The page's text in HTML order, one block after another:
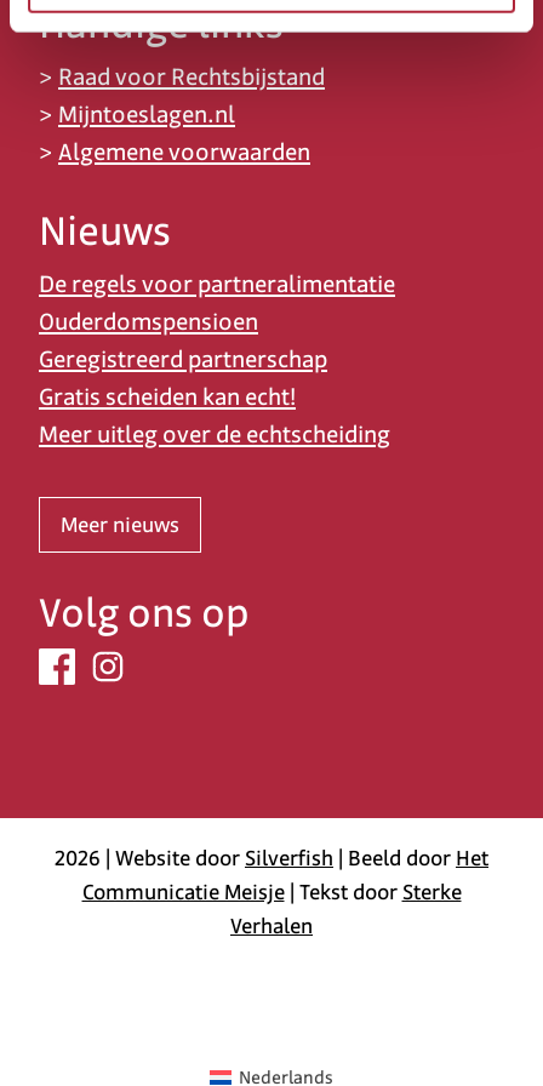
Handige links
> Raad voor Rechtsbijstand
> Mijntoeslagen.nl
> Algemene voorwaarden
Nieuws
De regels voor partneralimentatie
Ouderdomspensioen
Geregistreerd partnerschap
Gratis scheiden kan echt!
Meer uitleg over de echtscheiding
Meer nieuws
Volg ons op
2026 | Website doorSilverfish | Beeld doorHet
Communicatie Meisje| Tekst doorSterke
Verhalen
Nederlands